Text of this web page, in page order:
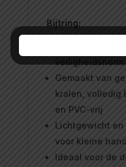
Bijtring:
Gemaakt van
kralen, volledig
en PVC-vrij
Lichtgewicht
voor kleine
Ideaal voor de